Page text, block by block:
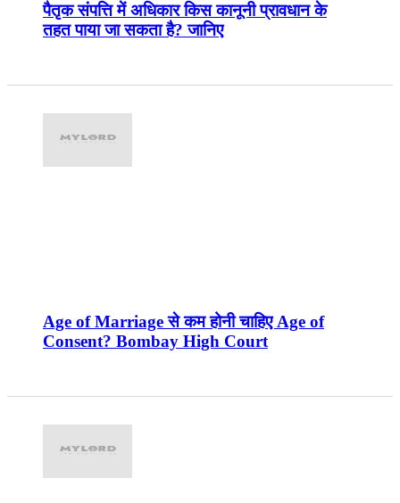
पैतृक संपत्ति में अधिकार किस कानूनी प्रावधान के
तहत पाया जा सकता है? जानिए
Age of Marriage से कम होनी चाहिए Age of
Consent? Bombay High Court